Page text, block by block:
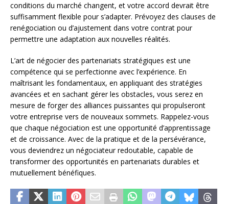
conditions du marché changent, et votre accord devrait être
suffisamment flexible pour s’adapter. Prévoyez des clauses de
renégociation ou d’ajustement dans votre contrat pour
permettre une adaptation aux nouvelles réalités.
L’art de négocier des partenariats stratégiques est une
compétence qui se perfectionne avec l’expérience. En
maîtrisant les fondamentaux, en appliquant des stratégies
avancées et en sachant gérer les obstacles, vous serez en
mesure de forger des alliances puissantes qui propulseront
votre entreprise vers de nouveaux sommets. Rappelez-vous
que chaque négociation est une opportunité d’apprentissage
et de croissance. Avec de la pratique et de la persévérance,
vous deviendrez un négociateur redoutable, capable de
transformer des opportunités en partenariats durables et
mutuellement bénéfiques.